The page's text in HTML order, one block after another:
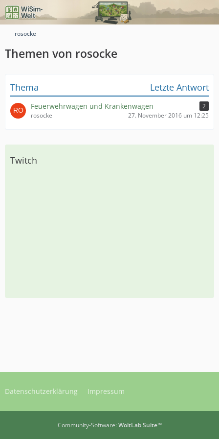
rosocke
Themen von rosocke
Thema Letzte Antwort
Feuerwehrwagen und Krankenwagen
2
rosocke
27. November 2016 um 12:25
Twitch
Datenschutzerklärung Impressum
Community-Software: WoltLab Suite™